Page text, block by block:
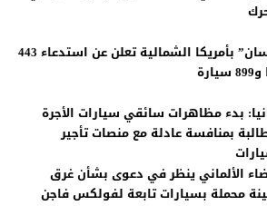
”نيسان” بأمريكا الشمالية تعلن عن استدعاء 443
بدء مظاهرات سائقي سيارات الأجرة
بمنافسة عادلة مع منصات تأجير
الألماني ينظر في دعوى بشأن غرق
محملة بسيارات تابعة لفولكس فاجن